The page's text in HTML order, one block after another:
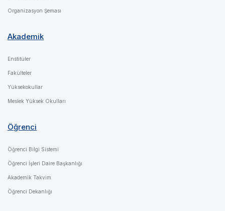
Organizasyon Şeması
Akademik
Enstitüler
Fakülteler
Yüksekokullar
Meslek Yüksek Okulları
Öğrenci
Öğrenci Bilgi Sistemi
Öğrenci İşleri Daire Başkanlığı
Akademik Takvim
Öğrenci Dekanlığı